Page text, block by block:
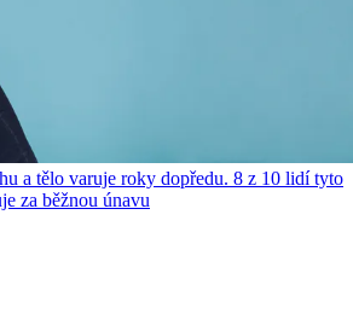
a tělo varuje roky dopředu. 8 z 10 lidí tyto
za běžnou únavu